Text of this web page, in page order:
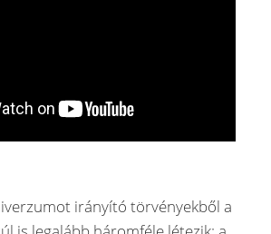
irányító törvényekből a